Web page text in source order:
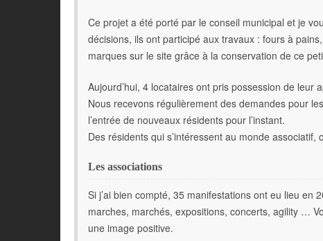
Ce projet a été porté par le conseil municipal et je
décisions, ils ont participé aux travaux : fours à
marques sur le site grâce à la conservation de ce
Aujourd’hui, 4 locataires ont pris possession de
Nous recevons régulièrement des demandes pour
l’entrée de nouveaux résidents pour l’instant.
Des résidents qui s’intéressent au monde
Les associations
Si j’ai bien compté, 35 manifestations ont eu lieu
marches, marchés, expositions, concerts, agility …
une image positive.